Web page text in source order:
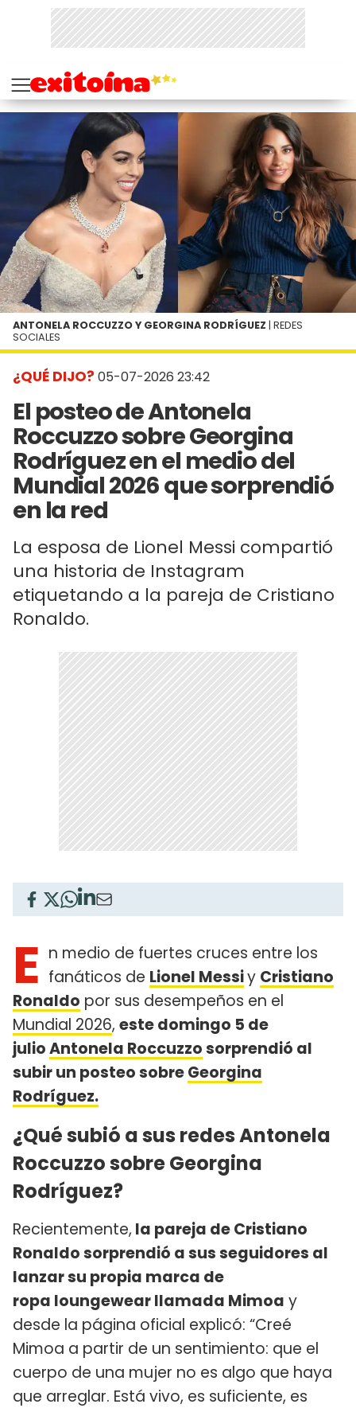
¿QUÉ DIJO? 05-07-2026 23:42
El posteo de Antonela
Roccuzzo sobre Georgina
Rodríguez en el medio del
Mundial 2026 que sorprendió
en la red
La esposa de Lionel Messi compartió
una historia de Instagram
etiquetando a la pareja de Cristiano
Ronaldo.
ANTONELA ROCCUZZO Y GEORGINA RODRÍGUEZ | REDES
SOCIALES
E n medio de fuertes cruces entre los
fanáticos de Lionel Messiy Cristiano
Ronaldo por sus desempeños en el
Mundial 2026, este domingo 5 de
julioAntonela Roccuzzosorprendió al
subir un posteo sobreGeorgina
Rodríguez.
¿Qué subió a sus redes Antonela
Roccuzzo sobre Georgina
Rodríguez?
Recientemente, la pareja de Cristiano
Ronaldo sorprendió a sus seguidores al
lanzar su propia marca de
ropa loungewear llamada Mimoa y
desde la página oficial explicó: “Creé
Mimoa a partir de un sentimiento: que el
cuerpo de una mujer no es algo que haya
que arreglar. Está vivo, es suficiente, es